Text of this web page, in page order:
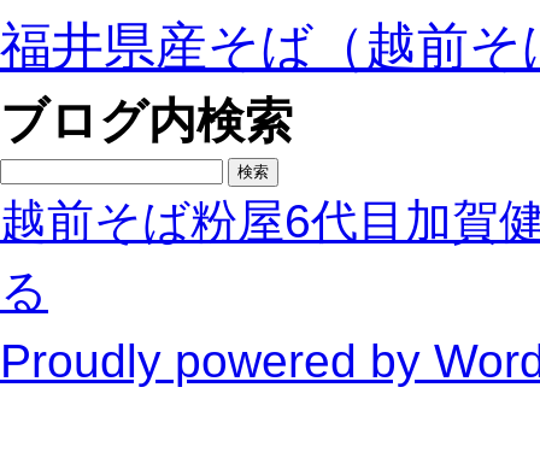
福井県産そば（越前そ
ブログ内検索
索:
越前そば粉屋6代目加賀
る
Proudly powered by